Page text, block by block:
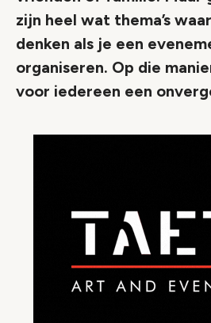
zijn heel wat thema’s
denken als je een
organiseren. Op die
voor iedereen een